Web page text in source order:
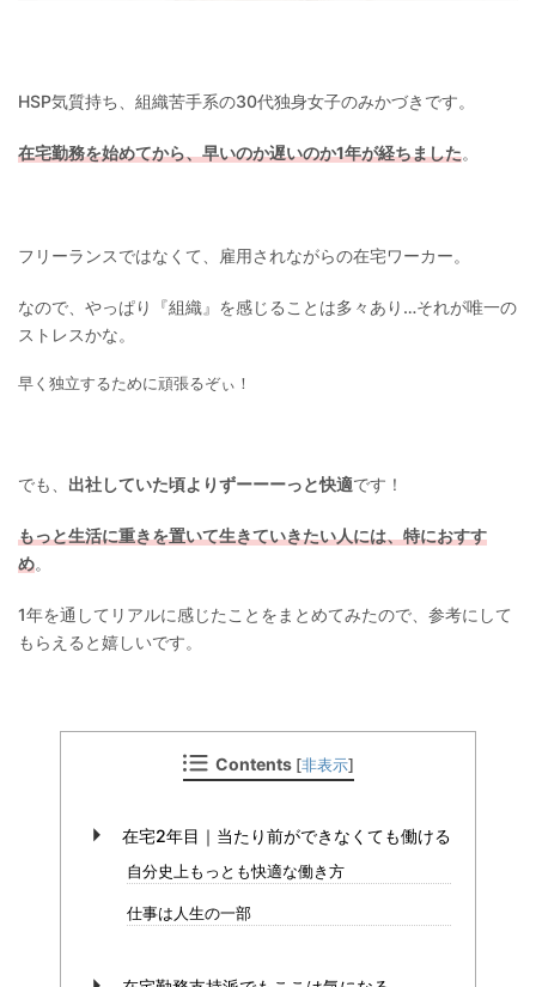
HSP気質持ち、組織苦手系の30代独身女子のみかづきです。
在宅勤務を始めてから、早いのか遅いのか1年が経ちました。
フリーランスではなくて、雇用されながらの在宅ワーカー。
なので、やっぱり『組織』を感じることは多々あり…それが唯一の
ストレスかな。
早く独立するために頑張るぞぃ！
でも、 出社していた頃よりずーーーっと快適です！
もっと生活に重きを置いて生きていきたい人には、特におすす
め。
1年を通してリアルに感じたことをまとめてみたので、参考にして
もらえると嬉しいです。
Contents [非表示]
在宅2年目｜当たり前ができなくても働ける
自分史上もっとも快適な働き方
仕事は人生の一部